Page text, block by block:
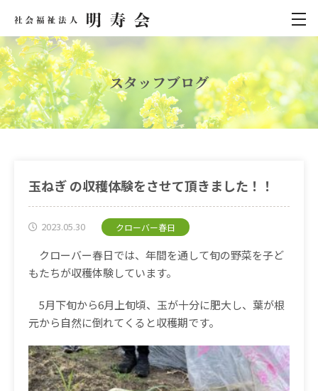
スタッフブログ
玉ねぎ の収穫体験をさせて頂きました！！
2023.05.30 クローバー春日
クローバー春日では、年間を通して旬の野菜を子ど
もたちが収穫体験しています。
5月下旬から6月上旬頃、玉が十分に肥大し、葉が根
元から自然に倒れてくると収穫期です。